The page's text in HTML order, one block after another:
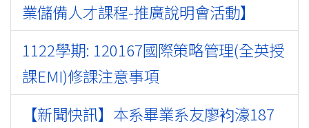
業儲備人才課程-推廣說明會活動】
1122學期: 120167國際策略管理(全英授
課EMI)修課注意事項
【新聞快訊】本系畢業系友廖袀濠187